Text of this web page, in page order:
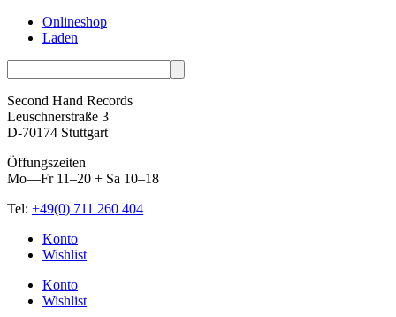
Onlineshop
Laden
Second Hand Records
Leuschnerstraße 3
D-70174 Stuttgart
Öffungszeiten
Mo—Fr 11–20 + Sa 10–18
Tel: +49(0) 711 260 404
Skip
Konto
Wishlist
Konto
Wishlist